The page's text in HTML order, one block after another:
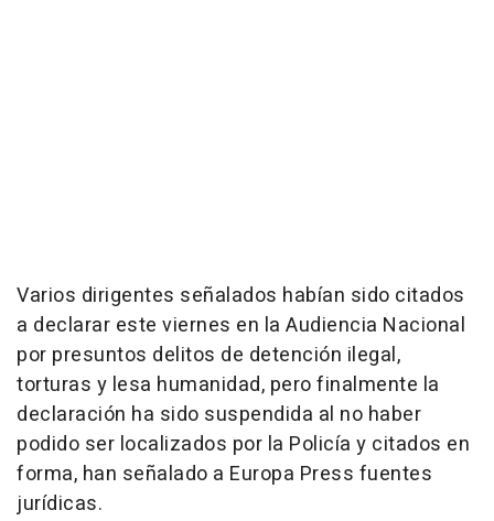
Varios dirigentes señalados habían sido citados
a declarar este viernes en la Audiencia Nacional
por presuntos delitos de detención ilegal,
torturas y lesa humanidad, pero finalmente la
declaración ha sido suspendida al no haber
podido ser localizados por la Policía y citados en
forma, han señalado a Europa Press fuentes
jurídicas.